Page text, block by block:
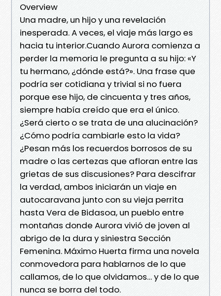
Overview
Una madre, un hijo y una revelación
inesperada. A veces, el viaje más largo es
hacia tu interior.Cuando Aurora comienza a
perder la memoria le pregunta a su hijo: «Y
tu hermano, ¿dónde está?». Una frase que
podría ser cotidiana y trivial si no fuera
porque ese hijo, de cincuenta y tres años,
siempre había creído que era el único.
¿Será cierto o se trata de una alucinación?
¿Cómo podría cambiarle esto la vida?
¿Pesan más los recuerdos borrosos de su
madre o las certezas que afloran entre las
grietas de sus discusiones? Para descifrar
la verdad, ambos iniciarán un viaje en
autocaravana junto con su vieja perrita
hasta Vera de Bidasoa, un pueblo entre
montañas donde Aurora vivió de joven al
abrigo de la dura y siniestra Sección
Femenina. Máximo Huerta firma una novela
conmovedora para hablarnos de lo que
callamos, de lo que olvidamos… y de lo que
nunca se borra del todo.